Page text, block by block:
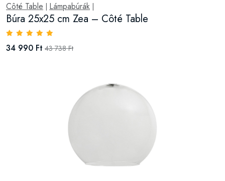
Côté Table Lámpabúrák
Búra 25x25 cm Zea – Côté Table
34 990 Ft 43 738 Ft